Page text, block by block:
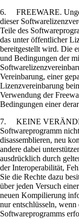
6. FREEWARE.
dieser
Teile des
das unter öffentlicher
bereitgestellt wird. Die
und Bedingungen der
Vereinbarung, einer
Lizenzvereinbarung
Verwendung der
Bedingungen einer
7. KEINE
Softwareprogramm
disassemblieren, neu
andere dabei
ausdrücklich durch
der Interoperabilität,
Sie die Rechte dazu
über jeden Versuch
neuen Kompilierung
nur entschlüsseln,
Softwareprogramms